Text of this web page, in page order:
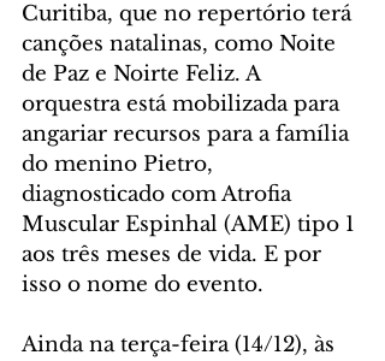
Curitiba, que no repertório terá
canções natalinas, como Noite
de Paz e Noirte Feliz. A
orquestra está mobilizada para
angariar recursos para a família
do menino Pietro,
diagnosticado com Atrofia
Muscular Espinhal (AME) tipo 1
aos três meses de vida. E por
isso o nome do evento.
Ainda na terça-feira (14/12), às